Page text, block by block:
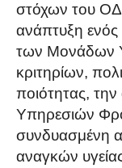
στόχων του
ανάπτυξη ενός
των Μονάδων
κριτηρίων,
ποιότητας,
Υπηρεσιών
συνδυασμένη
αναγκών